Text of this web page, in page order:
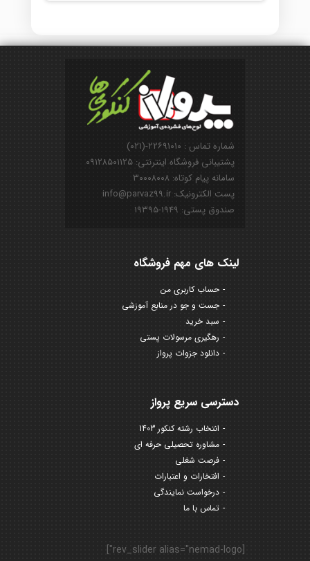
شماره تماس : ۲۲۶۹۱۰۱۰-(۰۲۱)
پشتیبانی فروشگاه اینترنتی: ۰۹۱۲۸۵۰۱۱۲۵
سامانه پیام کوتاه: ۳۰۰۰۸۰۰۸
پست الکترونیک: info@parvaz99.ir
صندوق پستی: ۱۹۴۹-۱۹۳۹۵
لینک های مهم فروشگاه
حساب کاربری من
جست و جو در منابع آموزشی
سبد خرید
رهگیری مرسولات پستی
دانلود جزوات پرواز
دسترسی سریع پرواز
انتخاب رشته کنکور 1403
مشاوره تحصیلی حرفه ای
فرصت شغلی
افتخارات و اعتبارات
درخواست نمایندگی
تماس با ما
[rev_slider alias="nemad-logo"]